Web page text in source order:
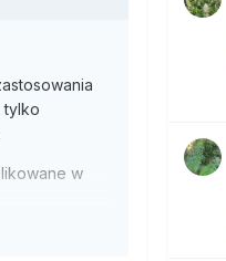
tylko
w